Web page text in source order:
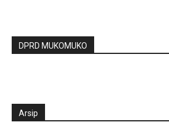
DPRD MUKOMUKO
Arsip